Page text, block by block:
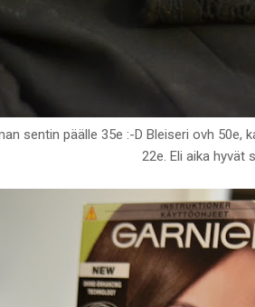
sentin päälle 35e :-D Bleiseri ovh 50e,
22e. Eli aika hyvät